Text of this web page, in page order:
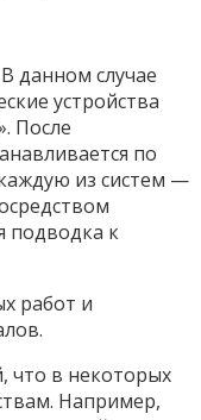
данном случае
устройства
После
по
из систем —
подводка к
работ и
что в некоторых
Например,